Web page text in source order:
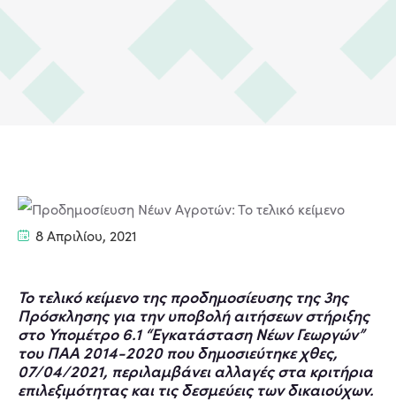
8 Απριλίου, 2021
Το τελικό κείμενο της προδημοσίευσης της 3ης
Πρόσκλησης για την υποβολή αιτήσεων στήριξης
στο Υπομέτρο 6.1 “Εγκατάσταση Νέων Γεωργών”
του ΠΑΑ 2014-2020 που δημοσιεύτηκε χθες,
07/04/2021, περιλαμβάνει αλλαγές στα κριτήρια
επιλεξιμότητας και τις δεσμεύεις των δικαιούχων.